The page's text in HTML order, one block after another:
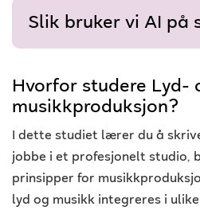
Slik bruker vi AI på
Hvorfor studere Lyd-
musikkproduksjon?
I dette studiet lærer du å
jobbe i et profesjonelt studio,
prinsipper for
lyd og musikk integreres i